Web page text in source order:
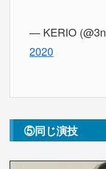
— KERIO
2020
⑤同じ演技